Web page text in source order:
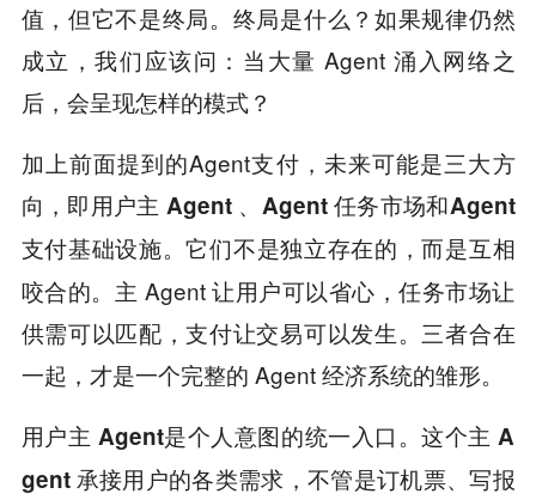
值，但它不是终局。终局是什么？如果规律仍然
成立，我们应该问：当大量 Agent 涌入网络之
后，会呈现怎样的模式？
加上前面提到的Agent支付，未来可能是三大方
向， 即用户主 Agent 、Agent 任务市场和Agent
支付基础设施。它们不是独立存在的，而是互相
咬合的。主 Agent 让用户可以省心，任务市场让
供需可以匹配，支付让交易可以发生。三者合在
一起，才是一个完整的 Agent 经济系统的雏形。
用户主 Agent是个人意图的统一入口。这个主 A
gent 承接用户的各类需求，不管是订机票、写报